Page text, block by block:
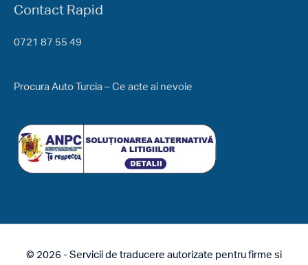
Contact Rapid
0721 87 55 49
Procura Auto Turcia – Ce acte ai nevoie
© 2026 - Servicii de traducere autorizate pentru firme si